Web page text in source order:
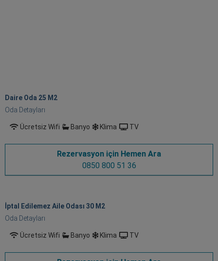
Daire Oda 25 M2
Oda Detayları
Ücretsiz Wifi Banyo Klima TV
Rezervasyon için Hemen Ara
0850 800 51 36
İptal Edilemez Aile Odası 30 M2
Oda Detayları
Ücretsiz Wifi Banyo Klima TV